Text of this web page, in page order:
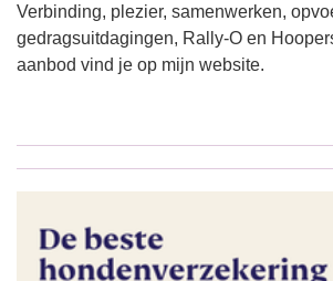
Verbinding, plezier, samenwerken,
gedragsuitdagingen, Rally-O en
aanbod vind je op mijn website.